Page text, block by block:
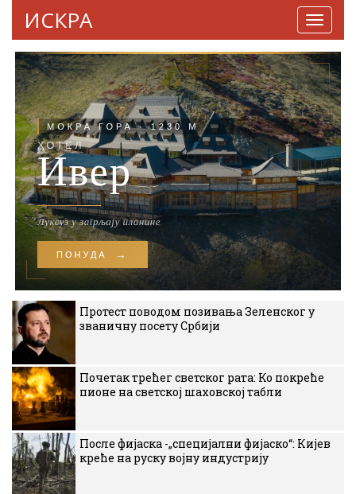
ИСКРА
Протест поводом позивања Зеленског у
званичну посету Србији
Почетак трећег светског рата: Ко покреће
пионе на светској шаховској табли
После фијаска -„специјални фијаско“: Кијев
креће на руску војну индустрију